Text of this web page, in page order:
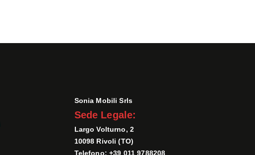
Sonia Mobili Srls
Sede Legale:
Largo Volturno, 2
10098 Rivoli (TO)
Telefono: +39 011 9788208